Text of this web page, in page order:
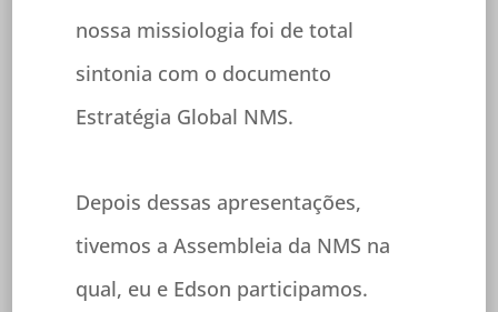
nossa missiologia foi de total
sintonia com o documento
Estratégia Global NMS.
Depois dessas apresentações,
tivemos a Assembleia da NMS na
qual, eu e Edson participamos.